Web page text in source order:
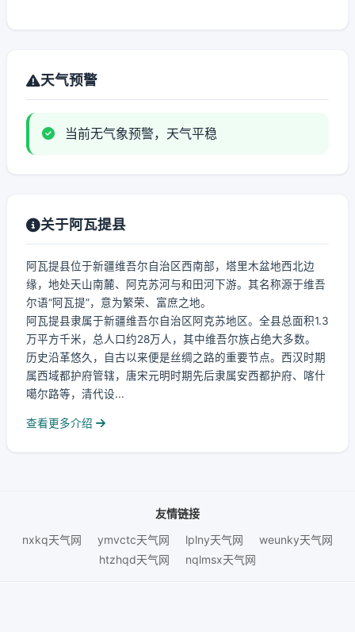
天气预警
当前无气象预警，天气平稳
关于阿瓦提县
阿瓦提县位于新疆维吾尔自治区西南部，塔里木盆地西北边
缘，地处天山南麓、阿克苏河与和田河下游。其名称源于维吾
尔语“阿瓦提”，意为繁荣、富庶之地。
阿瓦提县隶属于新疆维吾尔自治区阿克苏地区。全县总面积1.3
万平方千米，总人口约28万人，其中维吾尔族占绝大多数。
历史沿革悠久，自古以来便是丝绸之路的重要节点。西汉时期
属西域都护府管辖，唐宋元明时期先后隶属安西都护府、喀什
噶尔路等，清代设...
查看更多介绍
友情链接
nxkq天气网
ymvctc天气网 lplny天气网
weunky天气网
htzhqd天气网
nqlmsx天气网